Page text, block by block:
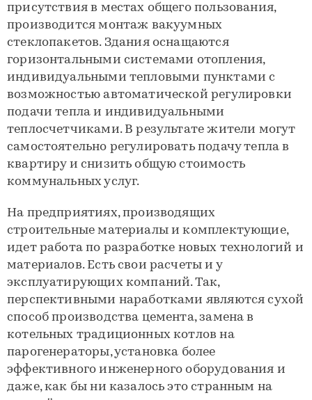
присутствия в местах общего пользования,
производится монтаж вакуумных
стеклопакетов. Здания оснащаются
горизонтальными системами отопления,
индивидуальными тепловыми пунктами с
возможностью автоматической регулировки
подачи тепла и индивидуальными
теплосчетчиками. В результате жители могут
самостоятельно регулировать подачу тепла в
квартиру и снизить общую стоимость
коммунальных услуг.
На предприятиях, производящих
строительные материалы и комплектующие,
идет работа по разработке новых технологий и
материалов. Есть свои расчеты и у
эксплуатирующих компаний. Так,
перспективными наработками являются сухой
способ производства цемента, замена в
котельных традиционных котлов на
парогенераторы, установка более
эффективного инженерного оборудования и
даже, как бы ни казалось это странным на